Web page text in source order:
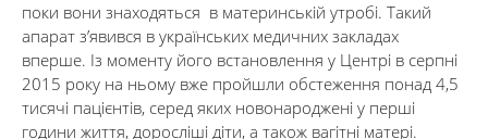
поки вони знаходяться в материнській утробі. Такий
апарат з’явився в українських медичних закладах
вперше. Із моменту його встановлення у Центрі в серпні
2015 року на ньому вже пройшли обстеження понад 4,5
тисячі пацієнтів, серед яких новонароджені у перші
години життя, доросліші діти, а також вагітні матері.